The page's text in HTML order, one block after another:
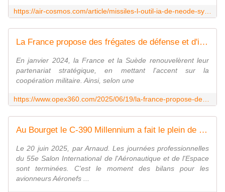
La France propose des frégates de défense et d'intervention à la Suède - Zone Militaire
En janvier 2024, la France et la Suède renouvelèrent leur
partenariat stratégique, en mettant l'accent sur la
coopération militaire. Ainsi, selon une
Au Bourget le C-390 Millennium a fait le plein de contrats ! - avionslegendaires.net
Le 20 juin 2025, par Arnaud. Les journées professionnelles
du 55e Salon International de l'Aéronautique et de l'Espace
sont terminées. C'est le moment des bilans pour les
avionneurs Aéronefs ...